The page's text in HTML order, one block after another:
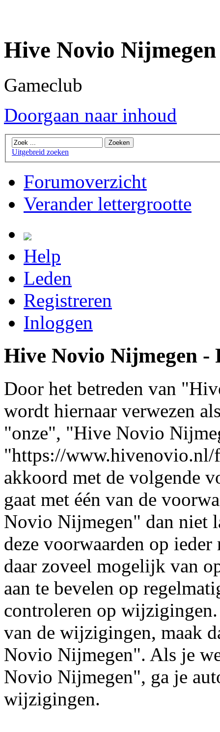
Hive Novio Nijmegen
Gameclub
Doorgaan naar inhoud
Uitgebreid zoeken
Forumoverzicht
Verander lettergrootte
Help
Leden
Registreren
Inloggen
Hive Novio Nijmegen -
Door het betreden van
wordt hiernaar verwezen
"onze", "Hive Novio
"https://www.hivenovio.nl/
akkoord met de volgende
gaat met één van de
Novio Nijmegen" dan niet
deze voorwaarden op
daar zoveel mogelijk van
aan te bevelen op
controleren op
van de wijzigingen, maak
Novio Nijmegen". Als je
Novio Nijmegen", ga je
wijzigingen.